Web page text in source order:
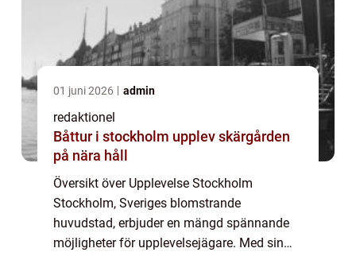
01 juni 2026 admin
redaktionel
Båttur i stockholm upplev skärgården
på nära håll
Översikt över Upplevelse Stockholm
Stockholm, Sveriges blomstrande
huvudstad, erbjuder en mängd spännande
möjligheter för upplevelsejägare. Med sin